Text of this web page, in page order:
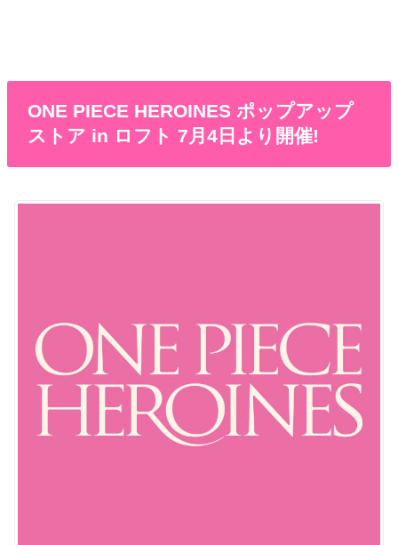
ONE PIECE HEROINES ポップアップ
ストア in ロフト 7月4日より開催!